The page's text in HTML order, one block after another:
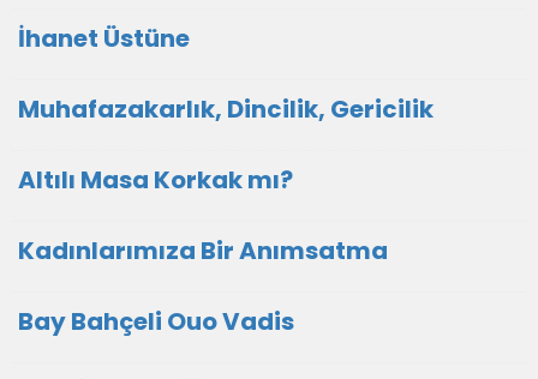
İhanet Üstüne
Muhafazakarlık, Dincilik, Gericilik
Altılı Masa Korkak mı?
Kadınlarımıza Bir Anımsatma
Bay Bahçeli Ouo Vadis